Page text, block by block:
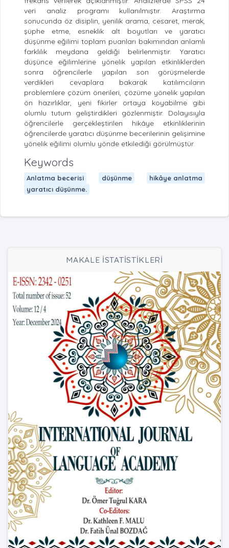
veri analiz programı kullanılmıştır. Araştırma
sonucunda öz disiplin, yenilik arama, cesaret, merak,
şüphe etme, esneklik alt boyutları ve yaratıcı
düşünme eğilimi toplam puanları bakımından anlamlı
farklılık meydana geldiği belirlenmiştir. Yaratıcı
düşünce eğilimlerine yönelik yapılan etkinliklerden
sonra öğrencilerle yapılan son görüşmelerde
verdikleri cevaplara bakarak katılımcıların
problemlere çözüm önerileri, çözüme yönelik yapılan
ön hazırlıklar, yeni fikirler ortaya koyabilme gibi
olumlu tutum geliştirdikleri gözlenmiştir. Dolayısıyla
öğrencilerle gerçekleştirilen hikâye etkinliklerinin
öğrencilerde yaratıcı düşünme becerilerinin gelişimine
yönelik eğilimi olumlu yönde etkilediği görülmüştür.
Keywords
Anlatma becerisi düşünme
hikâye anlatma
yaratıcı düşünme.
MAKALE İSTATİSTİKLERİ